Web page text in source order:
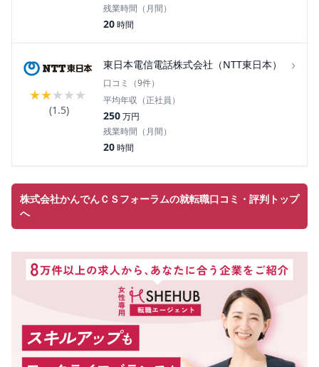
残業時間（月間）
20時間
★★★★★
(1.5)
東日本電信電話株式会社（NTT東日本） ›
口コミ（9件）
平均年収（正社員）
250万円
残業時間（月間）
20時間
株式会社かんでんＣＳフォーラムの就転職口コミ・評判トップ
へ